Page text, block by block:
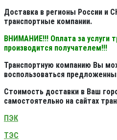
Доставка в регионы России и
транспортные компании.
ВНИМАНИЕ!!! Оплата за услуги
производится получателем!!!
Транспортную компанию Вы
воспользоваться
Стоимость доставки в Ваш
самостоятельно на сайтах
ПЭК
ТЭС